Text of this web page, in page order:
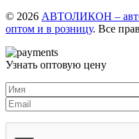
© 2026 АВТОЛИКОН –
оптом и в розницу. Все
Узнать оптовую цену